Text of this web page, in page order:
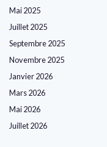
Mai 2025
Juillet 2025
Septembre 2025
Novembre 2025
Janvier 2026
Mars 2026
Mai 2026
Juillet 2026